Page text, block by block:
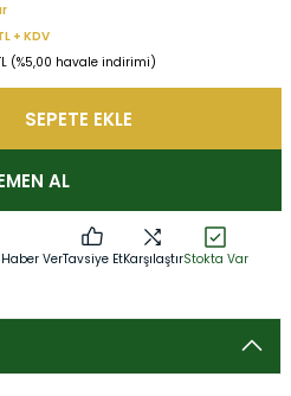
+ KDV
(%5,00 havale indirimi)
SEPETE EKLE
AL
VerTavsiye EtKarşılaştırStokta Var